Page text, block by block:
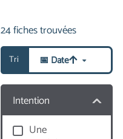
24fiches trouvées
Tri 📅 Date
Intention
Une